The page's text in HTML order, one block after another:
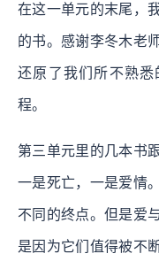
在这一单元的末尾，
的书。感谢李冬木老
还原了我们所不熟悉
程。
第三单元里的几本书
一是死亡，一是爱情
不同的终点。但是爱
是因为它们值得被不